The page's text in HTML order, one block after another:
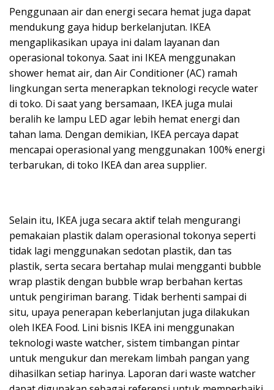
Penggunaan air dan energi secara hemat juga dapat
mendukung gaya hidup berkelanjutan. IKEA
mengaplikasikan upaya ini dalam layanan dan
operasional tokonya. Saat ini IKEA menggunakan
shower hemat air, dan Air Conditioner (AC) ramah
lingkungan serta menerapkan teknologi recycle water
di toko. Di saat yang bersamaan, IKEA juga mulai
beralih ke lampu LED agar lebih hemat energi dan
tahan lama. Dengan demikian, IKEA percaya dapat
mencapai operasional yang menggunakan 100% energi
terbarukan, di toko IKEA dan area supplier.
Selain itu, IKEA juga secara aktif telah mengurangi
pemakaian plastik dalam operasional tokonya seperti
tidak lagi menggunakan sedotan plastik, dan tas
plastik, serta secara bertahap mulai mengganti bubble
wrap plastik dengan bubble wrap berbahan kertas
untuk pengiriman barang. Tidak berhenti sampai di
situ, upaya penerapan keberlanjutan juga dilakukan
oleh IKEA Food. Lini bisnis IKEA ini menggunakan
teknologi waste watcher, sistem timbangan pintar
untuk mengukur dan merekam limbah pangan yang
dihasilkan setiap harinya. Laporan dari waste watcher